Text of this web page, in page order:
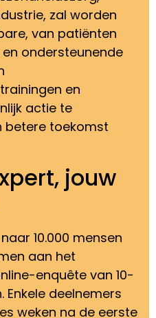
zal worden
van patiënten
ondersteunende
en
actie te
betere toekomst
jouw
10.000 mensen
aan het
enquête van 10-
Enkele deelnemers
weken na de eerste